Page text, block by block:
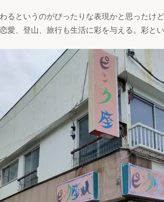
るというのがぴったりな表現かと思ったけ
愛、登山、旅行も生活に彩を与える。彩と